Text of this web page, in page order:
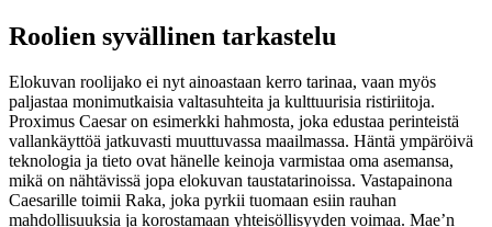
Roolien syvällinen tarkastelu
Elokuvan roolijako ei nyt ainoastaan kerro tarinaa, vaan myös
paljastaa monimutkaisia valtasuhteita ja kulttuurisia ristiriitoja.
Proximus Caesar on esimerkki hahmosta, joka edustaa perinteistä
vallankäyttöä jatkuvasti muuttuvassa maailmassa. Häntä ympäröivä
teknologia ja tieto ovat hänelle keinoja varmistaa oma asemansa,
mikä on nähtävissä jopa elokuvan taustatarinoissa. Vastapainona
Caesarille toimii Raka, joka pyrkii tuomaan esiin rauhan
mahdollisuuksia ja korostamaan yhteisöllisyyden voimaa. Mae’n